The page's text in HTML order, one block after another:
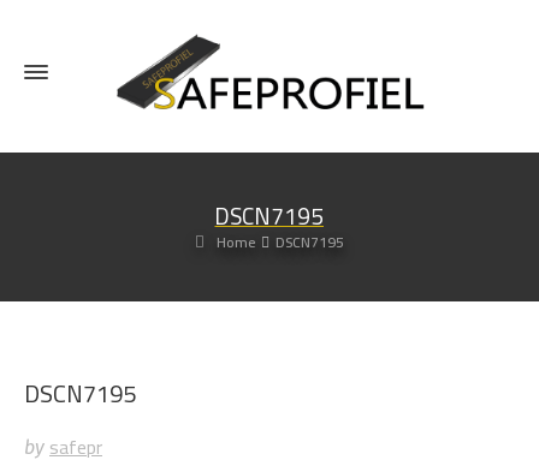
DSCN7195
Home DSCN7195
DSCN7195
by safepr